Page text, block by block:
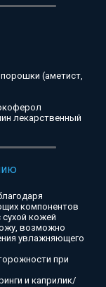
(аметист,
лекарственный
компонентов
кожей
возможно
увлажняющего
при
и каприлик/